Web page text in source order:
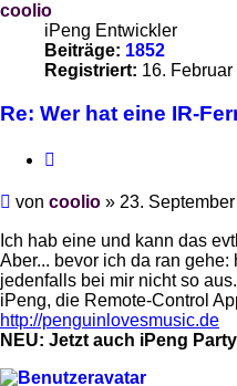
coolio
iPeng Entwickler
Beiträge: 1852
Registriert: 16.
Re: Wer hat eine IR-
Beitrag
von coolio » 23.
Ich hab eine und kann das
Aber... bevor ich da ran
jedenfalls bei mir nicht so aus.
iPeng, die Remote-Control
http://penguinlovesmusic.de
NEU: Jetzt auch iPeng